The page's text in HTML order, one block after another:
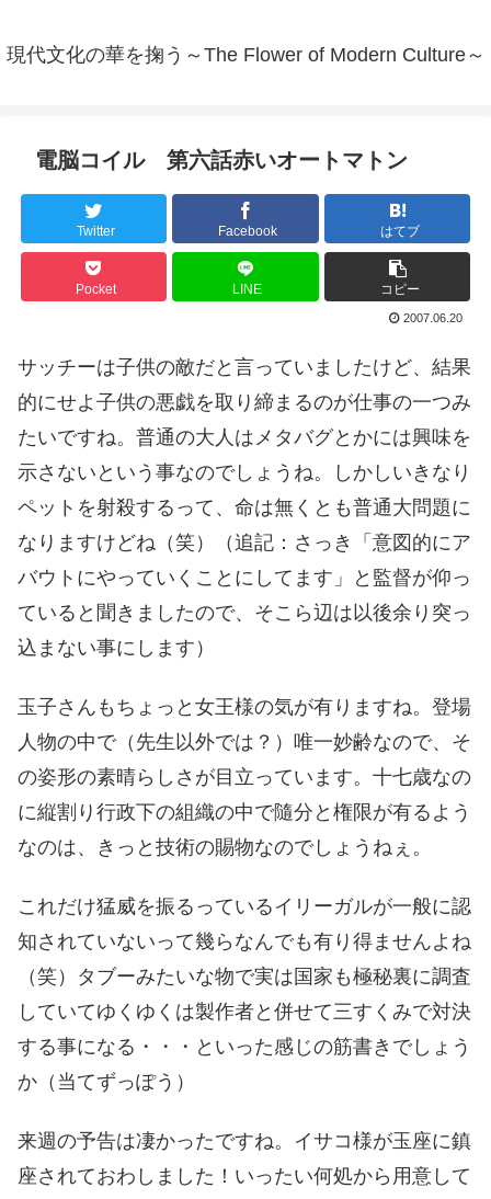
現代文化の華を掬う～The Flower of Modern Culture～
電脳コイル 第六話赤いオートマトン
Twitter Facebook はてブ
Pocket LINE コピー
2007.06.20
サッチーは子供の敵だと言っていましたけど、結果
的にせよ子供の悪戯を取り締まるのが仕事の一つみ
たいですね。普通の大人はメタバグとかには興味を
示さないという事なのでしょうね。しかしいきなり
ペットを射殺するって、命は無くとも普通大問題に
なりますけどね（笑）（追記：さっき「意図的にア
バウトにやっていくことにしてます」と監督が仰っ
ていると聞きましたので、そこら辺は以後余り突っ
込まない事にします）
玉子さんもちょっと女王様の気が有りますね。登場
人物の中で（先生以外では？）唯一妙齢なので、そ
の姿形の素晴らしさが目立っています。十七歳なの
に縦割り行政下の組織の中で隨分と権限が有るよう
なのは、きっと技術の賜物なのでしょうねぇ。
これだけ猛威を振るっているイリーガルが一般に認
知されていないって幾らなんでも有り得ませんよね
（笑）タブーみたいな物で実は国家も極秘裏に調査
していてゆくゆくは製作者と併せて三すくみで対決
する事になる・・・といった感じの筋書きでしょう
か（当てずっぽう）
来週の予告は凄かったですね。イサコ様が玉座に鎮
座されておわしました！いったい何処から用意して